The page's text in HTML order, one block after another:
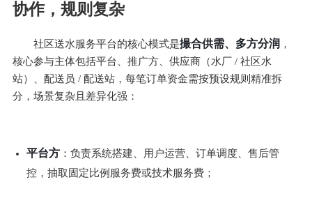
协作，规则复杂
社区送水服务平台的核心模式是撮合供需、多方分润 ，
核心参与主体包括平台、推广方、供应商（水厂 / 社区水
站）、配送员 / 配送站，每笔订单资金需按预设规则精准拆
分，场景复杂且差异化强：
平台方 ：负责系统搭建、用户运营、订单调度、售后管
控，抽取固定比例服务费或技术服务费；